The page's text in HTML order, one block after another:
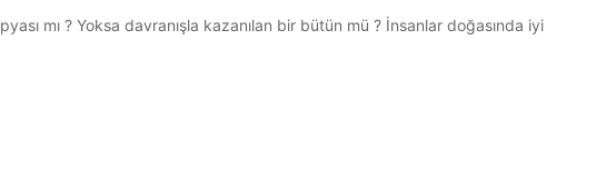
mı ? Yoksa davranışla kazanılan bir bütün mü ? İnsanlar doğasında iyi